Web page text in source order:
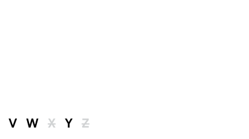
V W X Y Z